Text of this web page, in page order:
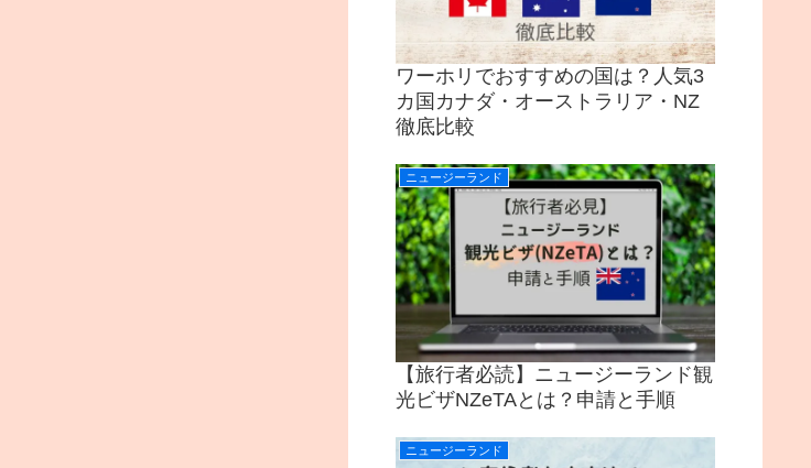
ワーホリでおすすめの国は？人気3
カ国カナダ・オーストラリア・NZ
徹底比較
ニュージーランド
【旅行者必読】ニュージーランド観
光ビザNZeTAとは？申請と手順
ニュージーランド